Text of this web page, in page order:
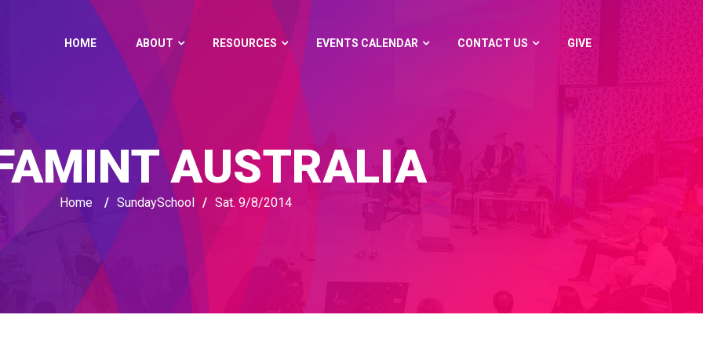
HOME ABOUT RESOURCES EVENTS CALENDAR CONTACT US GIVE
AUSTRALIA
Home / SundaySchool / Sat. 9/8/2014